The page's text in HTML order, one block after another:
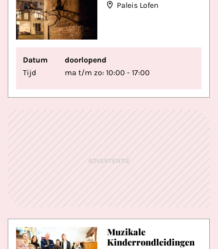
Paleis Lofen
Datum
doorlopend
Tijd
ma t/m zo: 10:00 - 17:00
ADVERTENTIE
Muzikale
Kinderrondleidingen